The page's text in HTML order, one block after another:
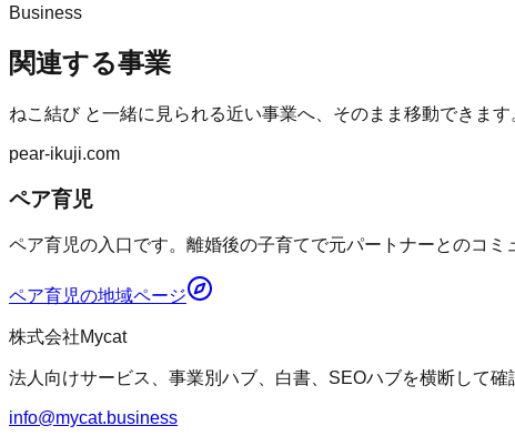
Business
関連する事業
ねこ結びと一緒に見られる近い事業へ、そのまま移動できます
pear-ikuji.com
ペア育児
ペア育児の入口です。離婚後の子育てで元パートナーとのコ
ペア育児の地域ページ
株式会社Mycat
法人向けサービス、事業別ハブ、白書、SEOハブを横断して確
info@mycat.business